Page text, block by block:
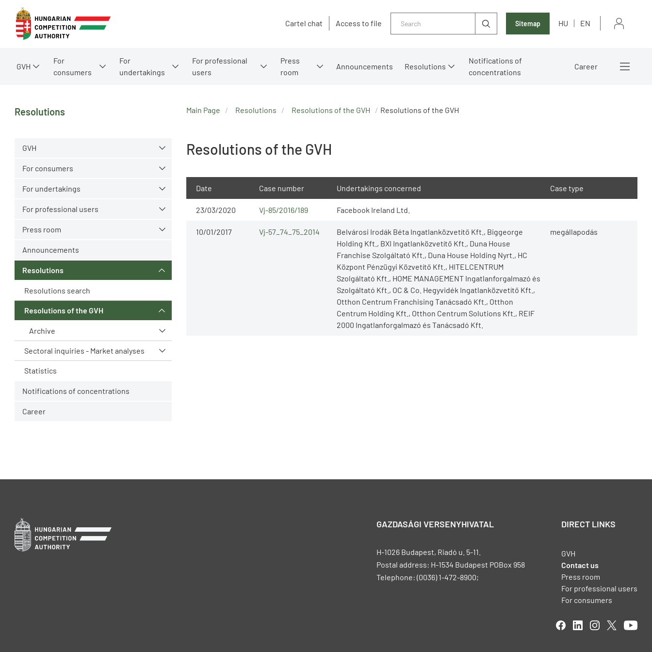
Cartel chat Access to file Sitemap HU EN
GVH
For
consumers
For
undertakings
For professional
users
Press
room
Announcements Resolutions
Notifications of
concentrations
Career
Resolutions
GVH
For consumers
For undertakings
For professional users
Press room
Announcements
Resolutions
Resolutions search
Resolutions of the GVH
Archive
Sectoral inquiries - Market analyses
Statistics
Notifications of concentrations
Career
Main Page Resolutions Resolutions of the GVH Resolutions of the GVH
Resolutions of the GVH
Date Case number Undertakings concerned Case type
23/03/2020 Vj-85/2016/189 Facebook Ireland Ltd.
10/01/2017 Vj-57_74_75_2014
Belvárosi Irodák Béta Ingatlanközvetítő Kft., Biggeorge
Holding Kft., BXI Ingatlanközvetítő Kft., Duna House
Franchise Szolgáltató Kft., Duna House Holding Nyrt., HC
Központ Pénzügyi Közvetítő Kft., HITELCENTRUM
Szolgáltató Kft., HOME MANAGEMENT Ingatlanforgalmazó és
Szolgáltató Kft., OC & Co. Hegyvidék Ingatlanközvetítő Kft.,
Otthon Centrum Franchising Tanácsadó Kft., Otthon
Centrum Holding Kft., Otthon Centrum Solutions Kft., REIF
2000 Ingatlanforgalmazó és Tanácsadó Kft.
megállapodás
GAZDASÁGI VERSENYHIVATAL
H-1026 Budapest, Riadó u. 5-11.
Postal address: H-1534 Budapest POBox 958
Telephone: (0036) 1-472-8900;
DIRECT LINKS
GVH
Contact us
Press room
For professional users
For consumers